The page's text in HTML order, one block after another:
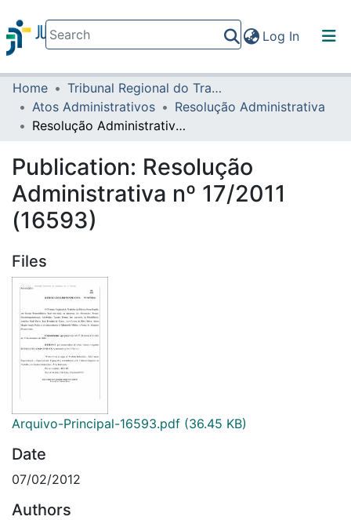
Log In(current)
Communities & Collections
All of DSpace
Home
Tribunal Regional do Trabalho da 16ª Região
Atos Administrativos
Resolução Administrativa
Resolução Administrativa nº 17/2011 (16593)
Publication: Resolução
Administrativa nº 17/2011
(16593)
Files
Arquivo-Principal-16593.pdf (36.45 KB)
Date
07/02/2012
Authors